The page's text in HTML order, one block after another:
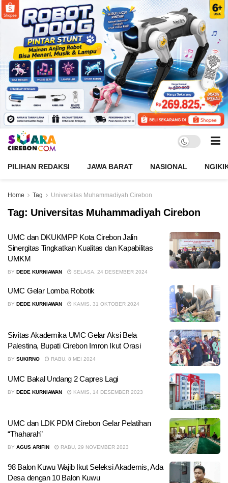
PILIHAN REDAKSI JAWA BARAT NASIONAL
Home Tag Universitas Muhammadiyah Cirebon
Tag: Universitas Muhammadiyah Cirebon
UMC dan DKUKMPP Kota Cirebon Jalin
Sinergitas Tingkatkan Kualitas dan Kapabilitas
UMKM
BY DEDE KURNIAWAN SELASA, 24 DESEMBER 2024
UMC Gelar Lomba Robotik
BY DEDE KURNIAWAN KAMIS, 31 OKTOBER 2024
Sivitas Akademika UMC Gelar Aksi Bela
Palestina, Bupati Cirebon Imron Ikut Orasi
BY SUKIRNO RABU, 8 MEI 2024
UMC Bakal Undang 2 Capres Lagi
BY DEDE KURNIAWAN KAMIS, 14 DESEMBER 2023
UMC dan LDK PDM Cirebon Gelar Pelatihan
“Thaharah”
BY AGUS ARIFIN RABU, 29 NOVEMBER 2023
98 Balon Kuwu Wajib Ikut Seleksi Akademis, Ada
Desa dengan 10 Balon Kuwu